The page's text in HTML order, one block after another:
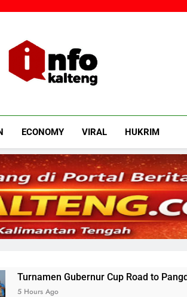
Infokalteng
ECONOMY VIRAL HUKRIM
Cup Road to Pangdam XXII/TB Cup